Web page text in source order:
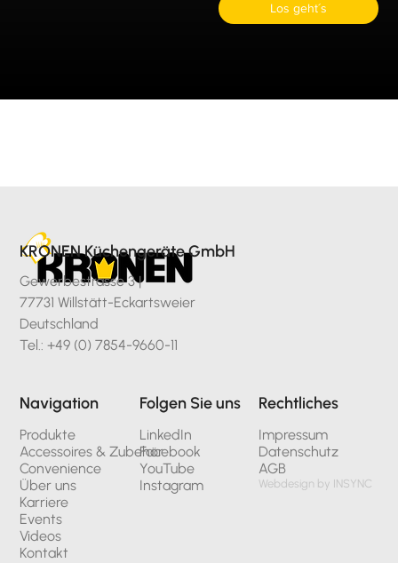
Los geht´s
KRONEN Küchengeräte GmbH
Gewerbestrasse 3 |
77731 Willstätt-Eckartsweier
Deutschland
Tel.: +49 (0) 7854-9660-11
Navigation
Produkte
Accessoires & Zubehör
Convenience
Über uns
Karriere
Events
Videos
Kontakt
Folgen Sie uns
LinkedIn
Facebook
YouTube
Instagram
Rechtliches
Impressum
Datenschutz
AGB
Webdesign by INSYNC